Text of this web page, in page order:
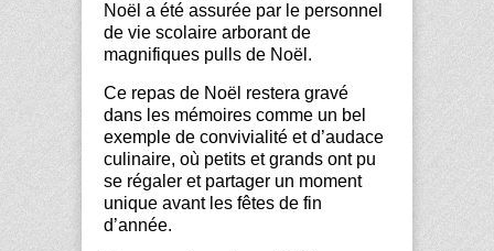
Noël a été assurée par le personnel
de vie scolaire arborant de
magnifiques pulls de Noël.
Ce repas de Noël restera gravé
dans les mémoires comme un bel
exemple de convivialité et d’audace
culinaire, où petits et grands ont pu
se régaler et partager un moment
unique avant les fêtes de fin
d’année.